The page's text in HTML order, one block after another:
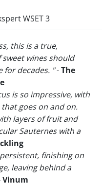
WSET 3
this is a true,
wines should
for decades. "-The
is so impressive, with
goes on and on.
layers of fruit and
Sauternes with a
finishing on
leaving behind a
Vinum